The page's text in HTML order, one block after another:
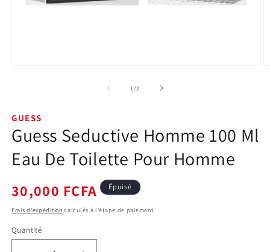
une
fenêtre
modale
1 /de2
GUESS
Guess Seductive Homme 100 Ml
Eau De Toilette Pour Homme
Prix
habituel
30,000 FCFA Épuisé
Frais d'expédition calculés à l'étape de paiement.
Quantité
Quantité